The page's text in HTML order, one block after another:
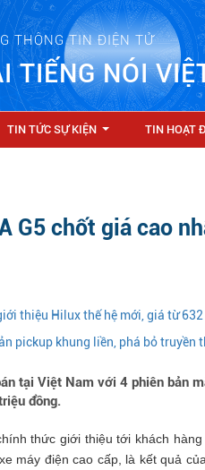
THÔNG TIN ĐIỆN TỬ
TIẾNG NÓI
TIN TỨC SỰ KIỆN TIN HOẠT
G5 chốt giá cao
thiệu Hilux thế hệ mới, giá từ
pickup khung liền, phá bỏ truyền
tại Việt Nam với 4 phiên bản
đồng.
thức giới thiệu tới khách
máy điện cao cấp, là kết quả